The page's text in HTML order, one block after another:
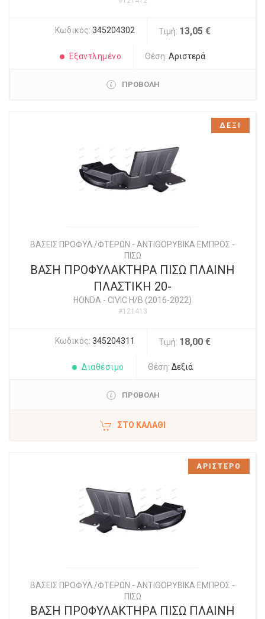
Κωδικός: 345204302 Τιμή: 13,05 €
Εξαντλημένο Θέση:Αριστερά
ΠΡΟΒΟΛΗ
ΒΑΣΕΙΣ ΠΡΟΦΥΛ./ΦΤΕΡΩΝ - ΑΝΤΙΘΟΡΥΒΙΚΑ ΕΜΠΡΟΣ -
ΠΙΣΩ
ΒΑΣΗ ΠΡΟΦΥΛΑΚΤΗΡΑ ΠΙΣΩ ΠΛΑΙΝΗ
ΠΛΑΣΤΙΚΗ 20-
HONDA - CIVIC H/B (2016-2022)
#121413
Κωδικός: 345204311 Τιμή: 18,00 €
Διαθέσιμο Θέση: Δεξιά
ΠΡΟΒΟΛΗ
ΣΤΟ ΚΑΛΆΘΙ
ΔΕΞΙ
ΒΑΣΕΙΣ ΠΡΟΦΥΛ./ΦΤΕΡΩΝ - ΑΝΤΙΘΟΡΥΒΙΚΑ ΕΜΠΡΟΣ -
ΠΙΣΩ
ΒΑΣΗ ΠΡΟΦΥΛΑΚΤΗΡΑ ΠΙΣΩ ΠΛΑΙΝΗ
ΑΡΙΣΤΕΡΟ